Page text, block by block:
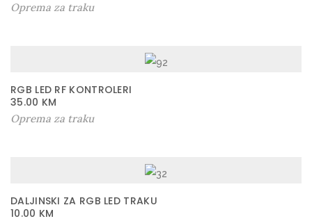
Oprema za traku
RGB LED RF KONTROLERI
35.00 KM
Oprema za traku
DALJINSKI ZA RGB LED TRAKU
10.00 KM